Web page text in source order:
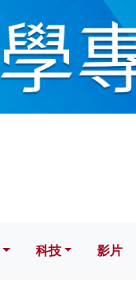
科技 影片
科技 影片